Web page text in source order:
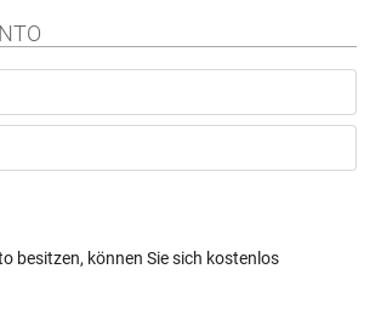
besitzen, können Sie sich kostenlos